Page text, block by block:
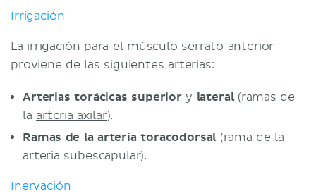
Irrigación
La irrigación para el músculo serrato anterior
proviene de las siguientes arterias:
Arterias torácicas superiory lateral(ramas de
la arteria axilar).
Ramas de la arteria toracodorsal(rama de la
arteria subescapular).
Inervación